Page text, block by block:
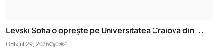
Levski Sofia o oprește pe Universitatea Craiova din ...
OdixJul 29, 2026 0 1